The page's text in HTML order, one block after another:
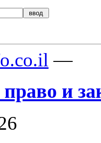
—
и